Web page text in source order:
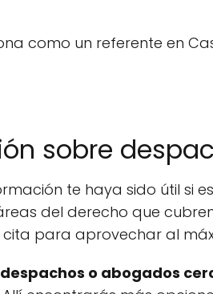
como un referente en
sobre
te haya sido útil
del derecho que
para aprovechar al
despachos o abogados